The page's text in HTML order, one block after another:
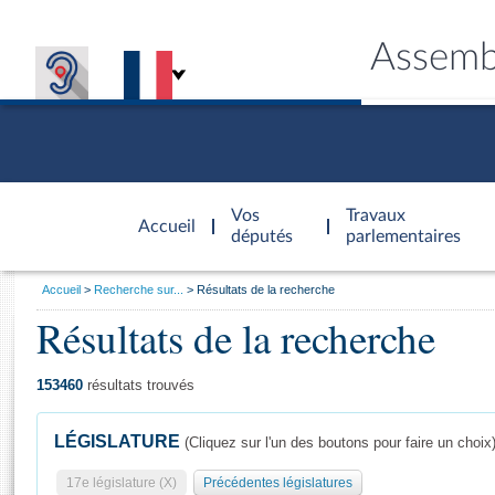
Accueil
d'accueil
Vos
députés
Travaux
parlementaires
Général
Vous
Accueil Recherche sur... Résultats de la recherche
Résultats de la recherche
153460 résultats trouvés
LÉGISLATURE (Cliquez sur l'un des boutons pour faire un choix)
17e législature (X) Précédentes législatures